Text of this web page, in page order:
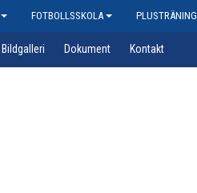
FOTBOLLSSKOLA PLUSTRÄNING
Bildgalleri Dokument Kontakt